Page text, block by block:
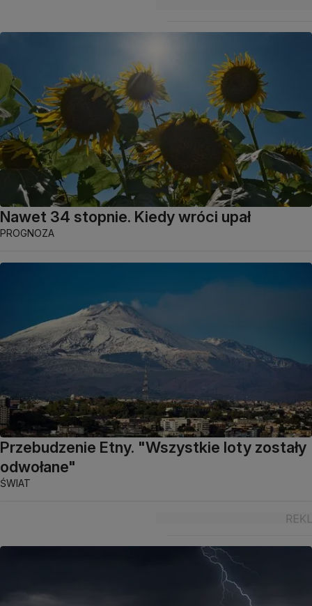
Nawet 34 stopnie. Kiedy wróci upał
PROGNOZA
Przebudzenie Etny. "Wszystkie loty zostały
odwołane"
ŚWIAT